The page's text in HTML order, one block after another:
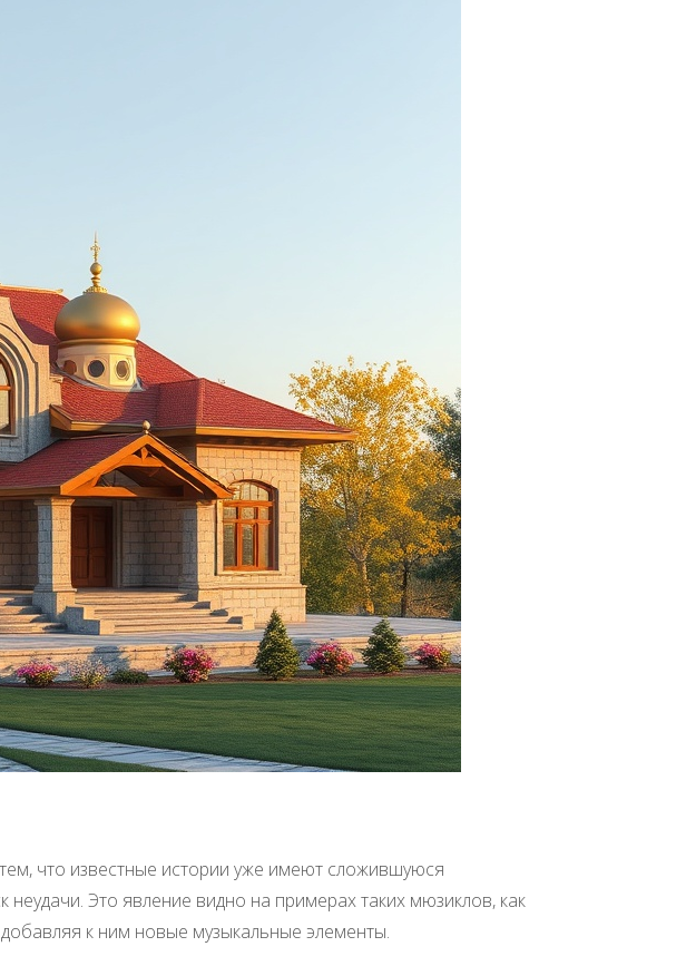
что известные истории уже имеют сложившуюся
Это явление видно на примерах таких мюзиклов, как
к ним новые музыкальные элементы.